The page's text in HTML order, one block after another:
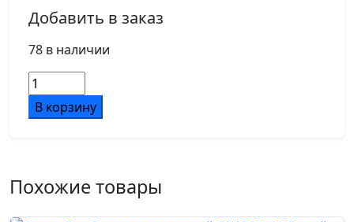
Основание кресла
пятилучье, d700, металлическое хромированное,
Подлокотники
d50, усиленные
Добавить в заказ
78 в наличии
Количество
товара
Оникс
OW.SRR-
5.8
В корзину
Похожие товары